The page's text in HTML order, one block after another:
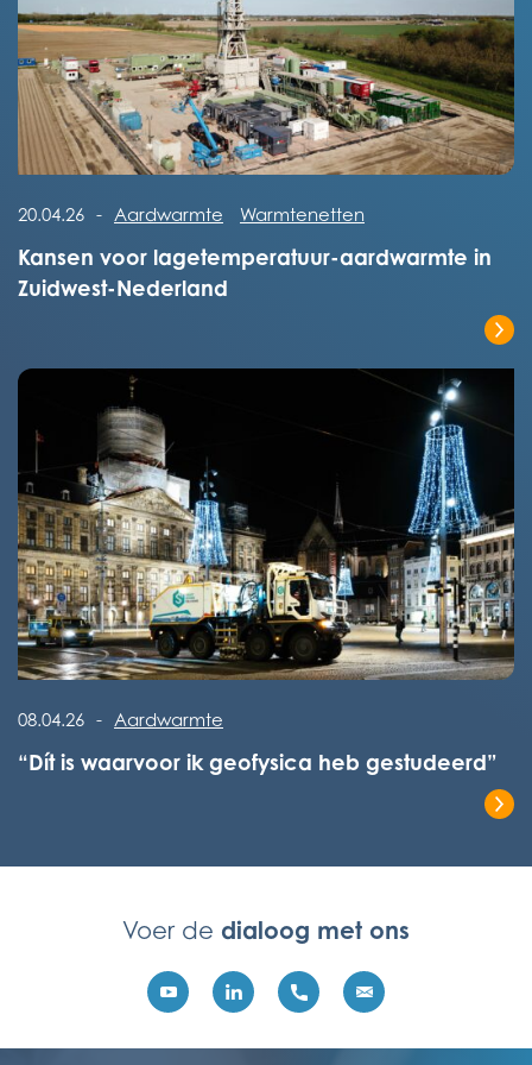
Lees het volledige bericht
Kansen voor lagetemperatuur-aardwarmte in
Zuidwest-Nederland
20.04.26 - Aardwarmte Warmtenetten
Lees het volledige bericht
“Dít is waarvoor ik geofysica heb gestudeerd”
08.04.26 - Aardwarmte
Voer de dialoog met ons